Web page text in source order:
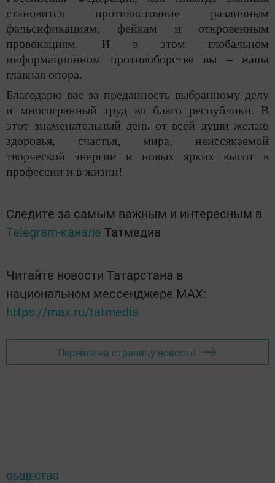
становится противостояние различным
фальсификациям, фейкам и откровенным
провокациям. И в этом глобальном
информационном противоборстве вы – наша
главная опора.
Благодарю вас за преданность выбранному делу
и многогранный труд во благо республики. В
этот знаменательный день от всей души желаю
здоровья, счастья, мира, неиссякаемой
творческой энергии и новых ярких высот в
профессии и в жизни!
Следите за самым важным и интересным в
Telegram-канале Татмедиа
Читайте новости Татарстана в
национальном мессенджере MАХ:
https://max.ru/tatmedia
Перейти на страницу новости
ОБЩЕСТВО